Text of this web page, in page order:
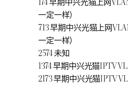
一定一样）
713 早期中兴光猫上网
一定一样）
2574 未知
1374 早期中兴光猫IPTV
2173 早期中兴光猫IPTV